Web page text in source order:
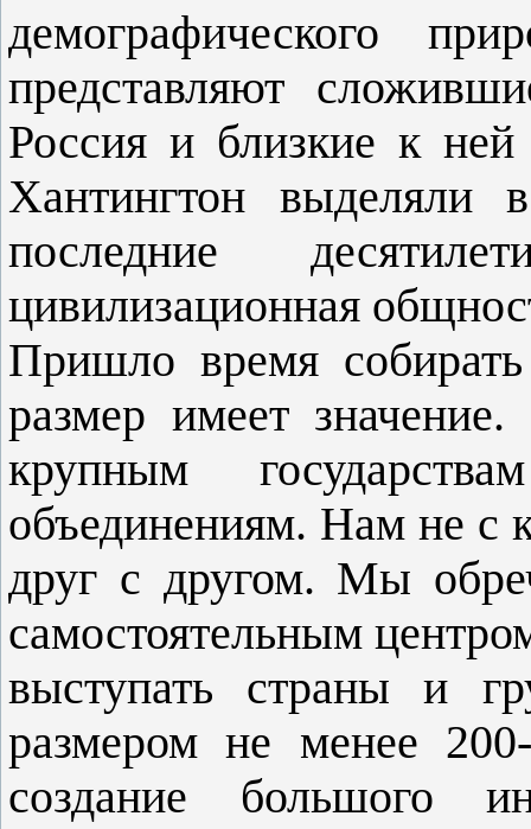
демографического
представляют
Россия и близкие к
Хантингтон выделяли
последние
цивилизационная
Пришло время
размер имеет
крупным
объединениям. Нам не с
друг с другом. Мы
самостоятельным
выступать страны и
размером не менее
создание большого